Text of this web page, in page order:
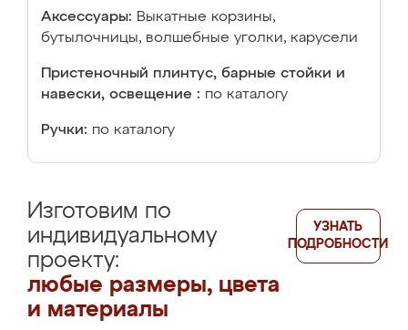
Аксессуары: Выкатные корзины,
бутылочницы, волшебные уголки, карусели
Пристеночный плинтус, барные стойки и
навески, освещение : по каталогу
Ручки: по каталогу
Изготовим по
индивидуальному
проекту:
любые размеры, цвета
и материалы
УЗНАТЬ
ПОДРОБНОСТИ